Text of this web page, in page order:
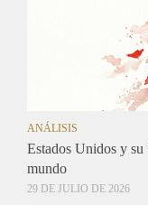
ANÁLISIS
Estados Unidos y su
mundo
29 DE JULIO DE 2026